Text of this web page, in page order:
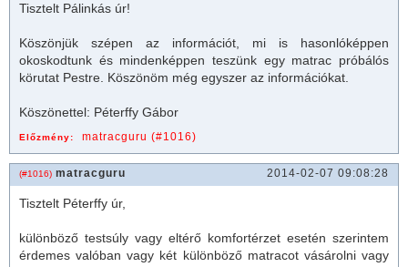
Tisztelt Pálinkás úr!
Köszönjük szépen az információt, mi is hasonlóképpen
okoskodtunk és mindenképpen teszünk egy matrac próbálós
körutat Pestre. Köszönöm még egyszer az információkat.
Köszönettel: Péterffy Gábor
Előzmény: matracguru (#1016)
(#1016) matracguru 2014-02-07 09:08:28
Tisztelt Péterffy úr,
különböző testsúly vagy eltérő komfortérzet esetén szerintem
érdemes valóban vagy két különböző matracot vásárolni vagy